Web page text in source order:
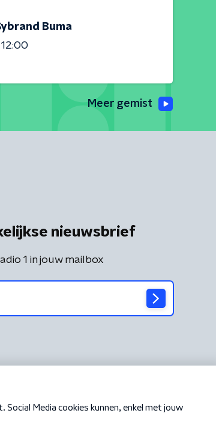
Buma
12:00
Meer gemist
nieuwsbrief
1 in jouw mailbox